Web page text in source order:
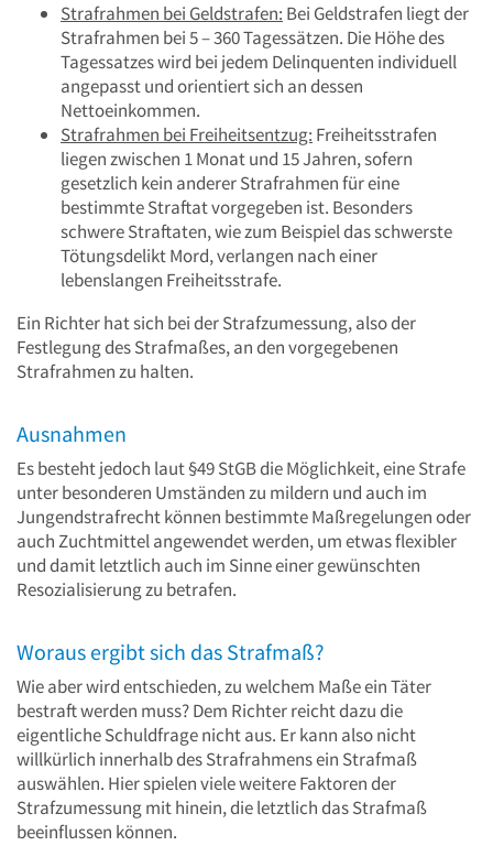
Strafrahmen bei Geldstrafen: Bei Geldstrafen liegt der
Strafrahmen bei 5 – 360 Tagessätzen. Die Höhe des
Tagessatzes wird bei jedem Delinquenten individuell
angepasst und orientiert sich an dessen
Nettoeinkommen.
Strafrahmen bei Freiheitsentzug: Freiheitsstrafen
liegen zwischen 1 Monat und 15 Jahren, sofern
gesetzlich kein anderer Strafrahmen für eine
bestimmte Straftat vorgegeben ist. Besonders
schwere Straftaten, wie zum Beispiel das schwerste
Tötungsdelikt Mord, verlangen nach einer
lebenslangen Freiheitsstrafe.
Ein Richter hat sich bei der Strafzumessung, also der
Festlegung des Strafmaßes, an den vorgegebenen
Strafrahmen zu halten.
Ausnahmen
Es besteht jedoch laut §49 StGB die Möglichkeit, eine Strafe
unter besonderen Umständen zu mildern und auch im
Jungendstrafrecht können bestimmte Maßregelungen oder
auch Zuchtmittel angewendet werden, um etwas flexibler
und damit letztlich auch im Sinne einer gewünschten
Resozialisierung zu betrafen.
Woraus ergibt sich das Strafmaß?
Wie aber wird entschieden, zu welchem Maße ein Täter
bestraft werden muss? Dem Richter reicht dazu die
eigentliche Schuldfrage nicht aus. Er kann also nicht
willkürlich innerhalb des Strafrahmens ein Strafmaß
auswählen. Hier spielen viele weitere Faktoren der
Strafzumessung mit hinein, die letztlich das Strafmaß
beeinflussen können.